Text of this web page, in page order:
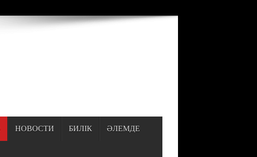
НОВОСТИ БИЛІК ӘЛЕМДЕ